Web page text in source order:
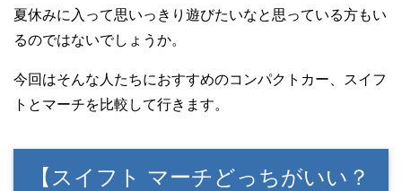
夏休みに入って思いっきり遊びたいなと思っている方もい
るのではないでしょうか。
今回はそんな人たちにおすすめのコンパクトカー、スイフ
トとマーチを比較して行きます。
【スイフト マーチどっちがいい？